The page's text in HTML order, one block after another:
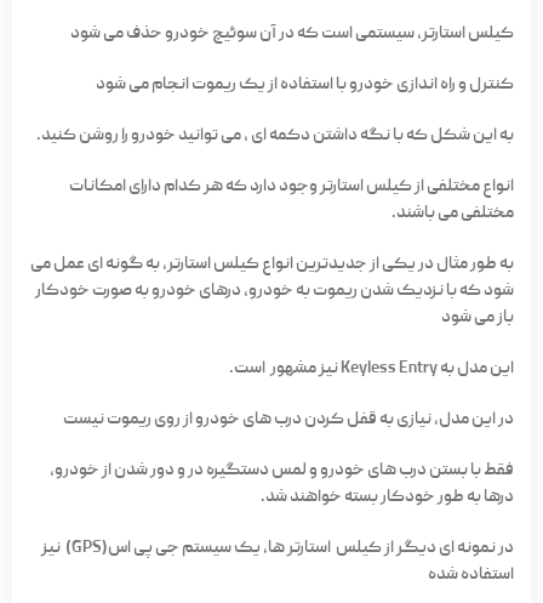
کیلس استارتر، سیستمی است که در آن سوئیچ خودرو حذف می شود
کنترل و راه اندازی خودرو با استفاده از یک ریموت انجام می شود
به این شکل که با نگه داشتن دکمه ای ، می توانید خودرو را روشن کنید.
انواع مختلفی از کیلس استارتر وجود دارد که هر کدام دارای امکانات
مختلفی می باشند.
به طور مثال در یکی از جدیدترین انواع کیلس استارتر، به گونه ای عمل می
شود که با نزدیک شدن ریموت به خودرو، درهای خودرو به صورت خودکار
باز می شود
این مدل به Keyless Entry نیز مشهور است.
در این مدل، نیازی به قفل کردن درب های خودرو از روی ریموت نیست
فقط با بستن درب های خودرو و لمس دستگیره در و دور شدن از خودرو،
درها به طور خودکار بسته خواهند شد.
در نمونه ای دیگر از کیلس استارتر ها، یک سیستم جی پی اس(GPS) نیز
استفاده شده